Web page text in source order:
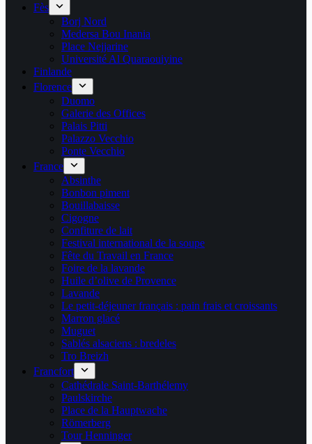
Fès
Borj Nord
Medersa Bou Inania
Place Nejjarine
Université Al Quaraouiyine
Finlande
Florence
Duomo
Galerie des Offices
Palais Pitti
Palazzo Vecchio
Ponte Vecchio
France
Absinthe
Bonbon piment
Bouillabaisse
Cigogne
Confiture de lait
Festival international de la soupe
Fête du Travail en France
Foire de la lavande
Huile d’olive de Provence
Lavande
Le petit-déjeuner français : pain frais et croissants
Marron glacé
Muguet
Sablés alsaciens : bredeles
Tro Breizh
Francfort
Cathédrale Saint-Barthélemy
Paulskirche
Place de la Hauptwache
Römerberg
Tour Henninger